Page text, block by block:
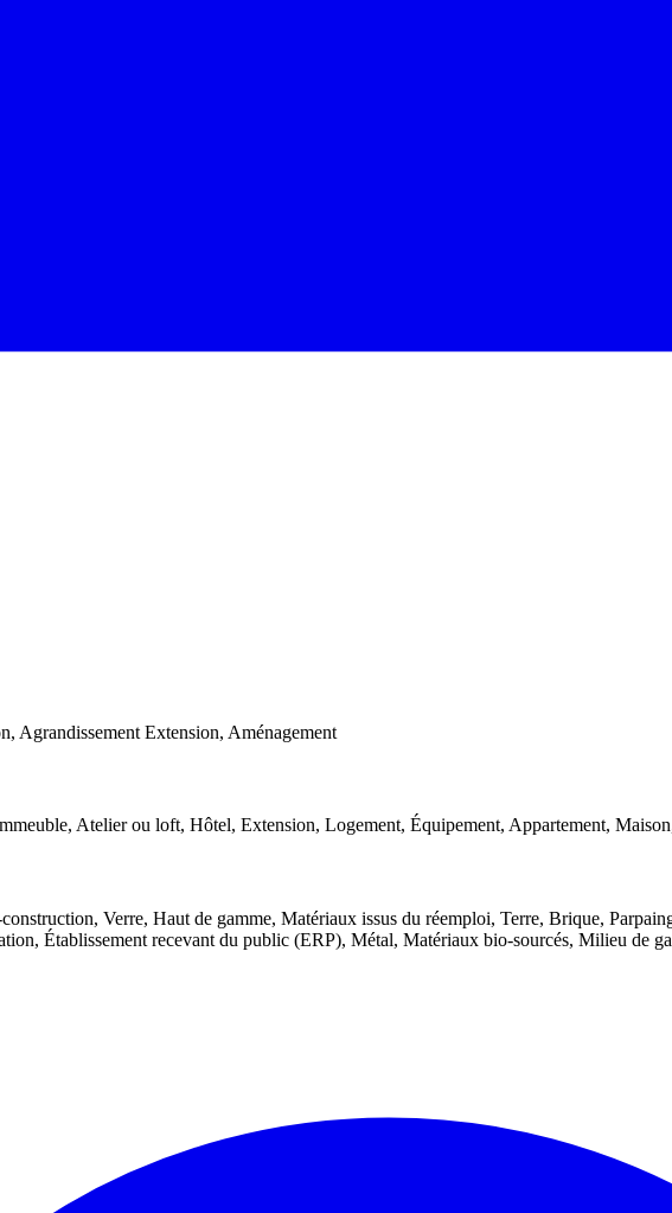
Agrandissement Extension, Aménagement
Atelier ou loft, Hôtel, Extension, Logement, Équipement, Appartement,
Verre, Haut de gamme, Matériaux issus du réemploi, Terre, Brique,
Établissement recevant du public (ERP), Métal, Matériaux bio-sourcés, Milieu de